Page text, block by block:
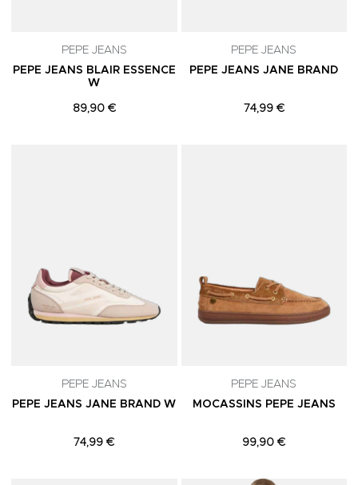
PEPE JEANS
PEPE JEANS BLAIR ESSENCE
W
89,90 €
PEPE JEANS
PEPE JEANS JANE BRAND
74,99 €
PEPE JEANS
PEPE JEANS JANE BRAND W
74,99 €
PEPE JEANS
MOCASSINS PEPE JEANS
99,90 €